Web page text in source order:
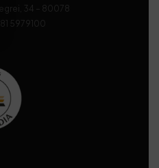
34 – 80078
5979100